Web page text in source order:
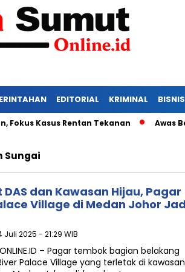
EDITORIAL KRIMINAL BISNIS
Kasus Rentan Tekanan Awas
Sungai
dan Kawasan Hijau, Pagar
Village di Medan Johor
Juli 2025 - 21:29 WIB
– Pagar tembok bagian belakang
Palace Village yang terletak di